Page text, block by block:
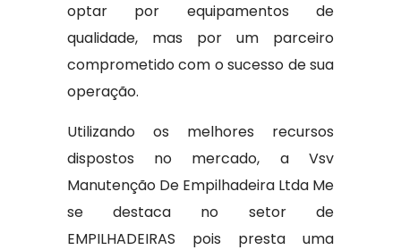
optar por equipamentos de
qualidade, mas por um parceiro
comprometido com o sucesso de sua
operação.
Utilizando os melhores recursos
dispostos no mercado, a Vsv
Manutenção De Empilhadeira Ltda Me
se destaca no setor de
EMPILHADEIRAS pois presta uma